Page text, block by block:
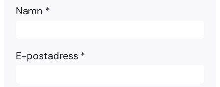
Namn *
E-postadress *